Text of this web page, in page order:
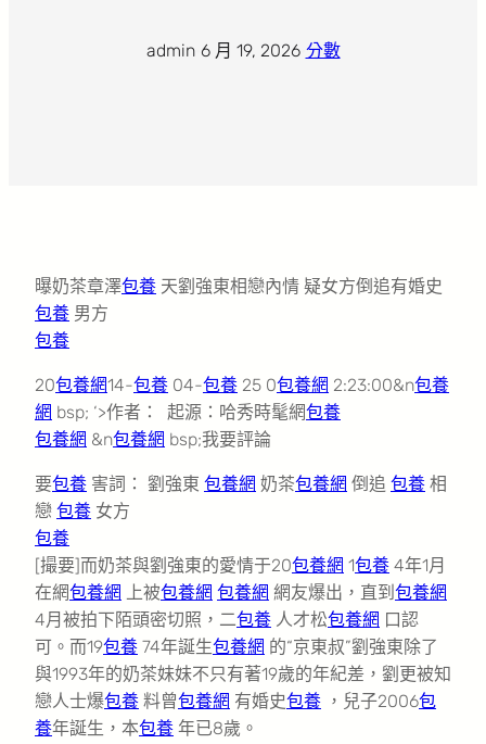
admin· 6 月 19, 2026· 分數
曝奶茶章澤包養 天劉強東相戀內情 疑女方倒追有婚史
包養 男方
包養
20包養網14-包養 04-包養 25 0包養網 2:23:00&n包養
網 bsp; ‘>作者： 起源：哈秀時髦網包養
包養網 &n包養網 bsp;我要評論
要包養 害詞： 劉強東 包養網 奶茶包養網 倒追 包養 相
戀 包養 女方
包養
[撮要]而奶茶與劉強東的愛情于20包養網 1包養 4年1月
在網包養網 上被包養網 包養網 網友爆出，直到 包養網
4月被拍下陌頭密切照，二包養 人才松包養網 口認
可。而19包養 74年誕生包養網 的“京東叔”劉強東除了
與1993年的奶茶妹妹不只有著19歲的年紀差，劉更被知
戀人士爆包養 料曾包養網 有婚史包養 ，兒子2006包
養年誕生，本包養 年已8歲。